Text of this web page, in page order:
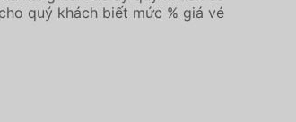
quý khách biết mức % giá vé